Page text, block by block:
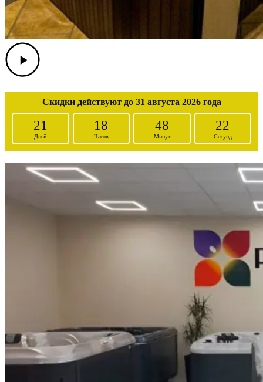
Скидки действуют до 31 августа 2026 года
21
Дней
18
Часов
48
Минут
19
Секунд